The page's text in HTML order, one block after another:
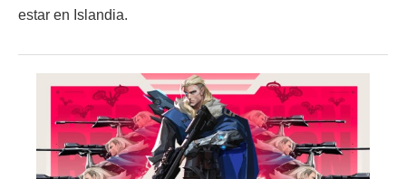
estar en Islandia.